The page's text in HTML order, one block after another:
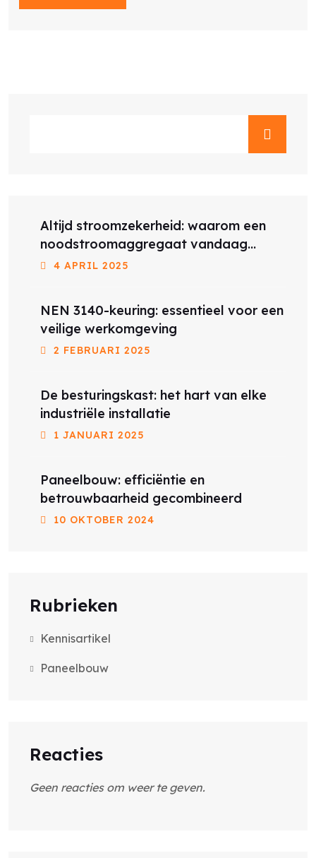
Altijd stroomzekerheid: waarom een
noodstroomaggregaat vandaag
belangrijker is dan ooit
4 APRIL 2025
NEN 3140-keuring: essentieel voor een
veilige werkomgeving
2 FEBRUARI 2025
De besturingskast: het hart van elke
industriële installatie
1 JANUARI 2025
Paneelbouw: efficiëntie en
betrouwbaarheid gecombineerd
10 OKTOBER 2024
Rubrieken
Kennisartikel
Paneelbouw
Reacties
Geen reacties om weer te geven.